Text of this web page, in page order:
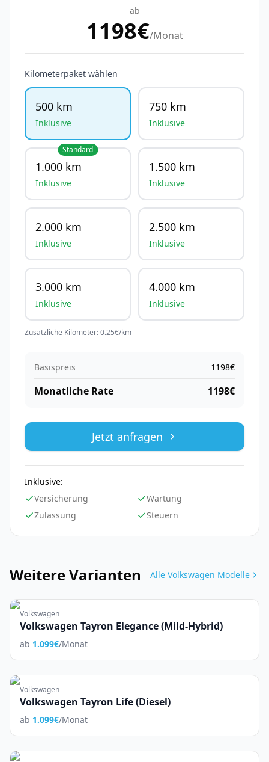
ab
1198€/Monat
Kilometerpaket wählen
500 km
Inklusive
750 km
Inklusive
Standard
1.000 km
Inklusive
1.500 km
Inklusive
2.000 km
Inklusive
2.500 km
Inklusive
3.000 km
Inklusive
4.000 km
Inklusive
Zusätzliche Kilometer:0.25€/km
Basispreis 1198€
Monatliche Rate 1198€
Jetzt anfragen
Inklusive:
Versicherung
Wartung
Zulassung
Steuern
Weitere Varianten Alle Volkswagen Modelle
Volkswagen
Volkswagen Tayron Elegance (Mild-Hybrid)
ab 1.099€/Monat
Volkswagen
Volkswagen Tayron Life (Diesel)
ab 1.099€/Monat